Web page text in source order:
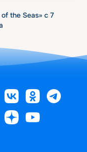
the Seas» с 7